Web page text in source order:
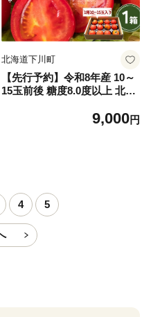
北海道下川町
【先行予約】令和8年産 10～
15玉前後 糖度8.0度以上 北は
エイト 1箱 フルーツ トマト
9,000円
4 5